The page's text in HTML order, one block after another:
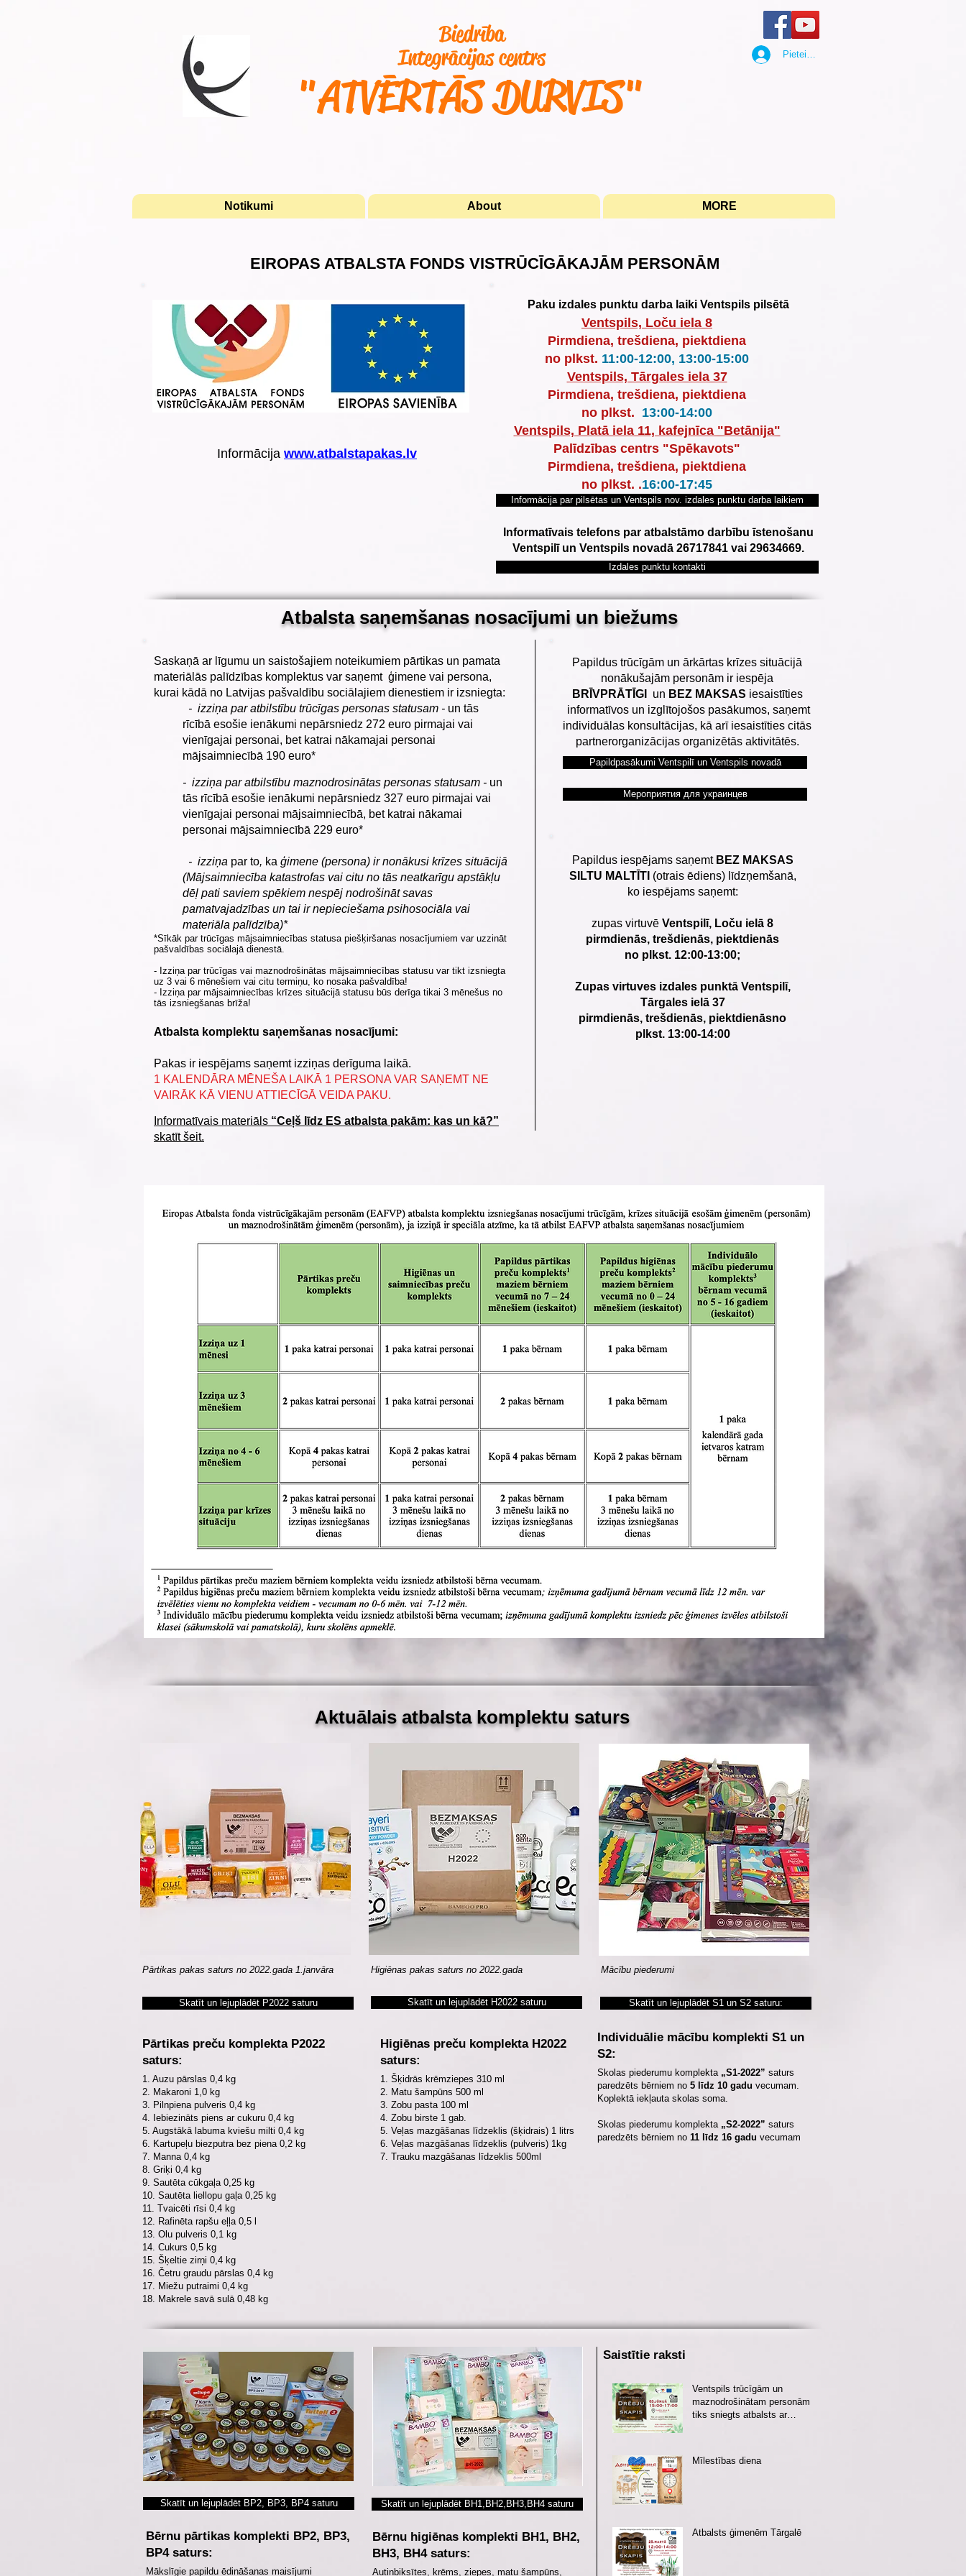
Biedrība
Integrācijas centrs
"ATVĒRTĀS DURVIS"
Pieteikties
Notikumi About MORE
EIROPAS ATBALSTA FONDS VISTRŪCĪGĀKAJĀM PERSONĀM
Paku izdales punktu darba laiki Ventspils pilsētā
Ventspils, Loču iela 8
Pirmdiena, trešdiena, piektdiena
no plkst. 11:00-12:00, 13:00-15:00
Ventspils, Tārgales iela 37
Pirmdiena, trešdiena, piektdiena
no plkst. 13:00-14:00
Ventspils, Platā iela 11, kafejnīca "Betānija"
Palīdzības centrs "Spēkavots"
Pirmdiena, trešdiena, piektdiena
no plkst. .16:00-17:45
Informācija par pilsētas un Ventspils nov. izdales punktu darba laikiem
Informatīvais telefons par atbalstāmo darbību īstenošanu
Ventspilī un Ventspils novadā 26717841 vai 29634669.
Izdales punktu kontakti
Informācija www.atbalstapakas.lv
Atbalsta saņemšanas nosacījumi un biežums
Saskaņā ar līgumu un saistošajiem noteikumiem pārtikas un pamata
materiālās palīdzības komplektus var saņemt ģimene vai persona,
kurai kādā no Latvijas pašvaldību sociālajiem dienestiem ir izsniegta:
- izziņa par atbilstību trūcīgas personas statusam - un tās
rīcībā esošie ienākumi nepārsniedz 272 euro pirmajai vai
vienīgajai personai, bet katrai nākamajai personai
mājsaimniecībā 190 euro*
- izziņa par atbilstību maznodrosinātas personas statusam - un
tās rīcībā esošie ienākumi nepārsniedz 327 euro pirmajai vai
vienīgajai personai mājsaimniecībā, bet katrai nākamai
personai mājsaimniecībā 229 euro*
- izziņa par to, ka ģimene (persona) ir nonākusi krīzes situācijā
(Mājsaimniecība katastrofas vai citu no tās neatkarīgu apstākļu
dēļ pati saviem spēkiem nespēj nodrošināt savas
pamatvajadzības un tai ir nepieciešama psihosociāla vai
materiāla palīdzība)*
*Sīkāk par trūcīgas mājsaimniecības statusa piešķiršanas nosacījumiem var uzzināt
pašvaldības sociālajā dienestā.
- Izziņa par trūcīgas vai maznodrošinātas mājsaimniecības statusu var tikt izsniegta
uz 3 vai 6 mēnešiem vai citu termiņu, ko nosaka pašvaldība!
- Izziņa par mājsaimniecības krīzes situācijā statusu būs derīga tikai 3 mēnešus no
tās izsniegšanas brīža!
Atbalsta komplektu saņemšanas nosacījumi:
Pakas ir iespējams saņemt izziņas derīguma laikā.
1 KALENDĀRA MĒNEŠA LAIKĀ 1 PERSONA VAR SAŅEMT NE
VAIRĀK KĀ VIENU ATTIECĪGĀ VEIDA PAKU.
Informatīvais materiāls “Ceļš līdz ES atbalsta pakām: kas un kā?”
skatīt šeit.
Papildus trūcīgām un ārkārtas krīzes situācijā
nonākušajām personām ir iespēja
BRĪVPRĀTĪGI
un BEZ MAKSAS iesaistīties
informatīvos un izglītojošos pasākumos, saņemt
individuālas konsultācijas, kā arī iesaistīties citās
partnerorganizācijas organizētās aktivitātēs.
Papildpasākumi Ventspilī un Ventspils novadā
Мероприятия для украинцев
Papildus iespējams saņemtBEZ MAKSAS
SILTU MALTĪTI (otrais ēdiens) līdzņemšanā,
ko iespējams saņemt:
zupas virtuvē Ventspilī, Loču ielā 8
pirmdienās, trešdienās, piektdienās
no plkst. 12:00-13:00;
Zupasvirtuves izdales punktā Ventspilī,
Tārgales ielā 37
pirmdienās, trešdienās, piektdienāsno
plkst. 13:00-14:00
Aktuālais atbalsta komplektu saturs
Pārtikas pakas saturs no 2022.gada 1.janvāra
Skatīt un lejuplādēt P2022 saturu
Pārtikas preču komplekta P2022
saturs:
1. Auzu pārslas 0,4 kg
2. Makaroni 1,0 kg
3. Pilnpiena pulveris 0,4 kg
4. Iebiezināts piens ar cukuru 0,4 kg
5. Augstākā labuma kviešu milti 0,4 kg
6. Kartupeļu biezputra bez piena 0,2 kg
7. Manna 0,4 kg
8. Griķi 0,4 kg
9. Sautēta cūkgaļa 0,25 kg
10. Sautēta liellopu gaļa 0,25 kg
11. Tvaicēti rīsi 0,4 kg
12. Rafinēta rapšu eļļa 0,5 l
13. Olu pulveris 0,1 kg
14. Cukurs 0,5 kg
15. Šķeltie zirņi 0,4 kg
16. Četru graudu pārslas 0,4 kg
17. Miežu putraimi 0,4 kg
18. Makrele savā sulā 0,48 kg
Higiēnas pakas saturs no 2022.gada Mācību piederumi
Skatīt un lejuplādēt H2022 saturu Skatīt un lejuplādēt S1 un S2 saturu:
Higiēnas preču komplekta H2022
saturs:
1. Šķidrās krēmziepes 310 ml
2. Matu šampūns 500 ml
3. Zobu pasta 100 ml
4. Zobu birste 1 gab.
5. Veļas mazgāšanas līdzeklis (šķidrais) 1 litrs
6. Veļas mazgāšanas līdzeklis (pulveris) 1kg
7. Trauku mazgāšanas līdzeklis 500ml
Individuālie mācību komplekti S1 un
S2:
Skolas piederumu komplekta „S1-2022” saturs
paredzēts bērniem no 5 līdz 10 gadu vecumam.
Koplektā iekļauta skolas soma.
Skolas piederumu komplekta „S2-2022” saturs
paredzēts bērniem no 11 līdz 16 gadu vecumam
Skatīt un lejuplādēt BP2, BP3, BP4 saturu
Bērnu pārtikas komplekti BP2, BP3,
BP4 saturs:
Mākslīgie papildu ēdināšanas maisījumi
Skatīt un lejuplādēt BH1,BH2,BH3,BH4 saturu
Bērnu higiēnas komplekti BH1, BH2,
BH3, BH4 saturs:
Autiņbiksītes, krēms, ziepes, matu šampūns,
Saistītie raksti
Ventspils trūcīgām un
maznodrošinātam personām
tiks sniegts atbalsts ar
Mīlestības diena
Atbalsts ģimenēm Tārgalē